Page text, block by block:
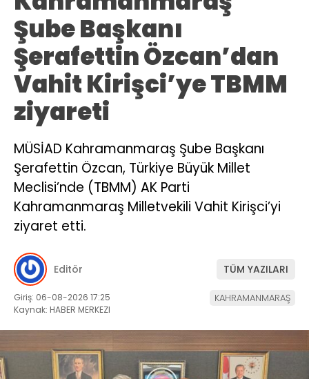
Şube Başkanı
Şerafettin Özcan’dan
Vahit Kirişci’ye TBMM
ziyareti
MÜSİAD Kahramanmaraş Şube Başkanı
Şerafettin Özcan, Türkiye Büyük Millet
Meclisi’nde (TBMM) AK Parti
Kahramanmaraş Milletvekili Vahit Kirişci’yi
ziyaret etti.
Editör TÜM YAZILARI
Giriş: 06-08-2026 17:25
Kaynak: HABER MERKEZI
KAHRAMANMARAŞ